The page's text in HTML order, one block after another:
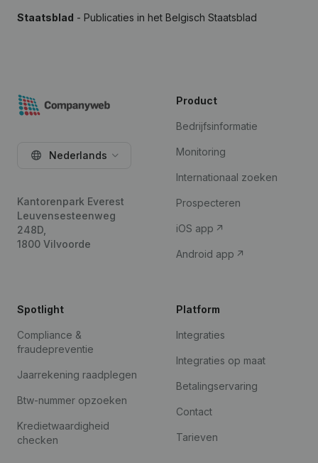
Staatsblad - Publicaties in het Belgisch Staatsblad
Nederlands
Kantorenpark Everest
Leuvensesteenweg
248D,
1800 Vilvoorde
Product
Bedrijfsinformatie
Monitoring
Internationaal zoeken
Prospecteren
iOS app
Android app
Spotlight
Compliance &
fraudepreventie
Jaarrekening raadplegen
Btw-nummer opzoeken
Kredietwaardigheid
checken
Platform
Integraties
Integraties op maat
Betalingservaring
Contact
Tarieven